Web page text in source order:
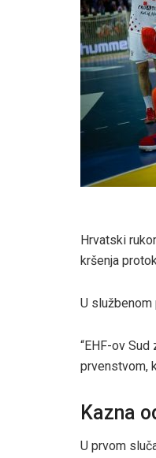
Hrvatski
kršenja
U službenom
“EHF-ov
prvenstvom,
Kazna
U prvom